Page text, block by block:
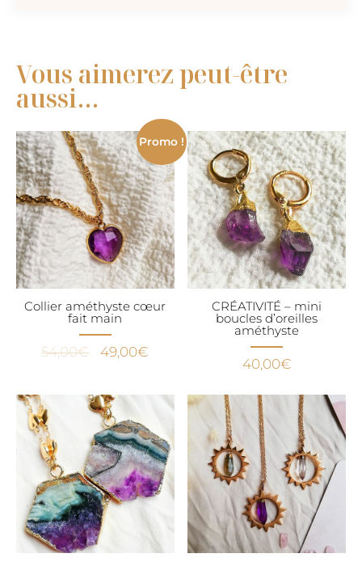
Vous aimerez peut-être
aussi…
Promo !
Collier améthyste cœur
fait main
54,00€
Le
initial
était :
54,00€.
49,00€
actuel
est :
49,00€.
CRÉATIVITÉ – mini
boucles d’oreilles
améthyste
40,00€